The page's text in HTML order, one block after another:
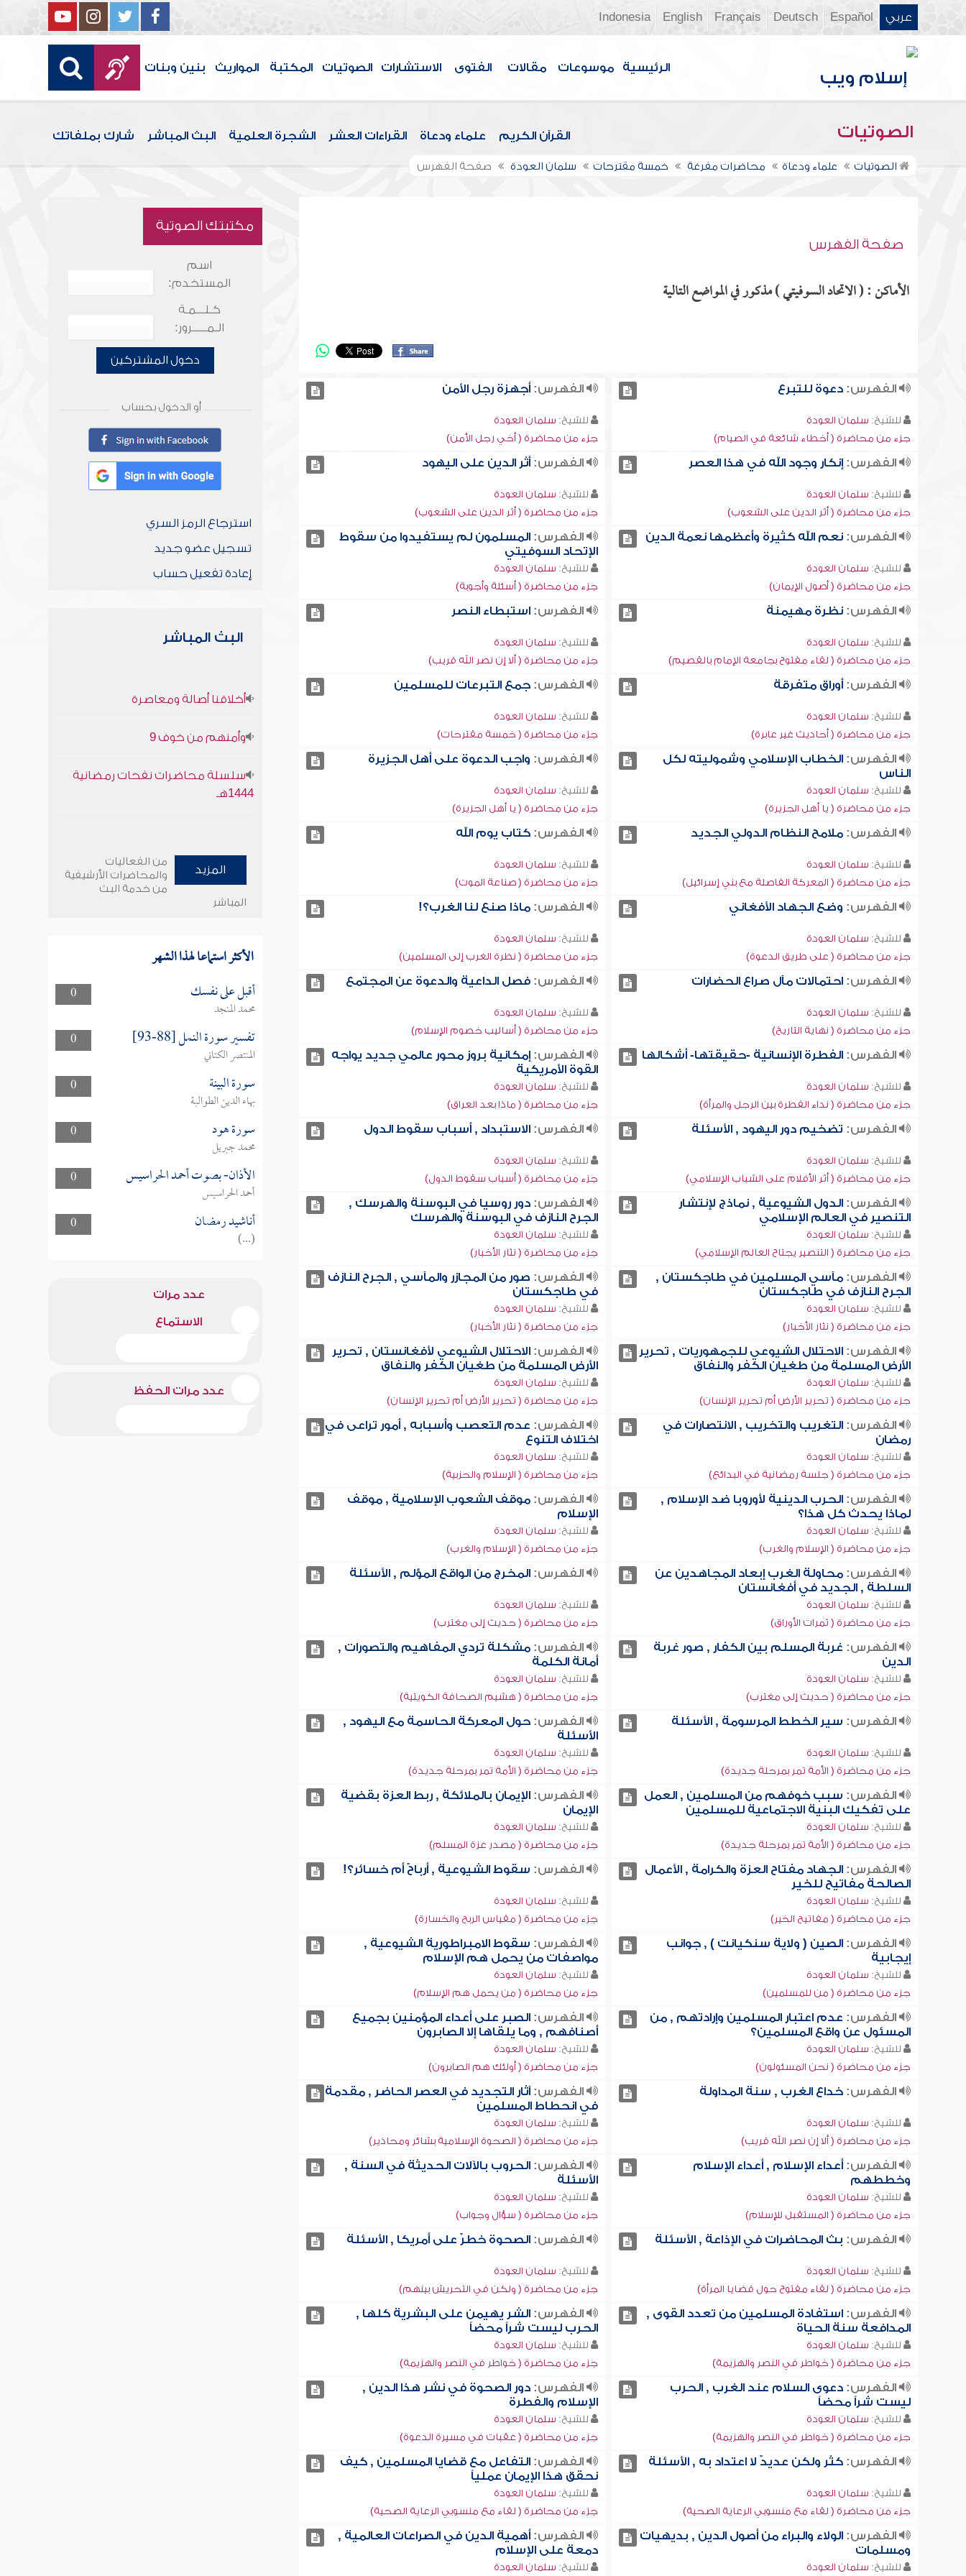
عربي Español
Deutsch
Français
English
Indonesia
الرئيسية موسوعات مقالات الفتوى الاستشارات الصوتيات المكتبة المواريث بنين وبنات
الصوتيات القرآن الكريم علماء ودعاة القراءات العشر الشجرة العلمية البث المباشر شارك بملفاتك
الصوتيات علماء ودعاة محاضرات مفرغة خمسة مقترحات سلمان العودة صفحة الفهرس
صفحة الفهرس
الأماكن : ( الاتحاد السوفيتي ) مذكور في المواضع التالية
الفهرس:دعوة للتبرع
للشيخ: سلمان العودة
جزء من محاضرة ( أخطاء شائعة في الصيام)
الفهرس: أجهزة رجل الأمن
للشيخ: سلمان العودة
جزء من محاضرة ( أخي رجل الأمن)
الفهرس:إنكار وجود الله في هذا العصر
للشيخ: سلمان العودة
جزء من محاضرة ( أثر الدين على الشعوب)
الفهرس: أثر الدين على اليهود
للشيخ: سلمان العودة
جزء من محاضرة ( أثر الدين على الشعوب)
الفهرس:نعم الله كثيرة وأعظمها نعمة الدين
للشيخ: سلمان العودة
جزء من محاضرة ( أصول الإيمان)
الفهرس: المسلمون لم يستفيدوا من سقوط
الإتحاد السوفيتي
للشيخ: سلمان العودة
جزء من محاضرة ( أسئلة وأجوبة)
الفهرس:نظرة مهيمنة
للشيخ: سلمان العودة
جزء من محاضرة ( لقاء مفتوح بجامعة الإمام بالقصيم)
الفهرس: استبطاء النصر
للشيخ: سلمان العودة
جزء من محاضرة ( ألا إن نصر الله قريب)
الفهرس:أوراق متفرقة
للشيخ: سلمان العودة
جزء من محاضرة ( أحاديث غير عابرة)
الفهرس: جمع التبرعات للمسلمين
للشيخ: سلمان العودة
جزء من محاضرة ( خمسة مقترحات)
الفهرس:الخطاب الإسلامي وشموليته لكل
الناس
للشيخ: سلمان العودة
جزء من محاضرة ( يا أهل الجزيرة)
الفهرس: واجب الدعوة على أهل الجزيرة
للشيخ: سلمان العودة
جزء من محاضرة ( يا أهل الجزيرة)
الفهرس:ملامح النظام الدولي الجديد
للشيخ: سلمان العودة
جزء من محاضرة ( المعركة الفاصلة مع بني إسرائيل)
الفهرس: كتاب يوم الله
للشيخ: سلمان العودة
جزء من محاضرة ( صناعة الموت)
الفهرس: وضع الجهاد الأفغاني
للشيخ: سلمان العودة
جزء من محاضرة ( على طريق الدعوة)
الفهرس: ماذا صنع لنا الغرب؟!
للشيخ: سلمان العودة
جزء من محاضرة ( نظرة الغرب إلى المسلمين)
الفهرس:احتمالات مآل صراع الحضارات
للشيخ: سلمان العودة
جزء من محاضرة ( نهاية التاريخ)
الفهرس: فصل الداعية والدعوة عن المجتمع
للشيخ: سلمان العودة
جزء من محاضرة ( أساليب خصوم الإسلام)
الفهرس:الفطرة الإنسانية -حقيقتها- أشكالها
للشيخ: سلمان العودة
جزء من محاضرة ( نداء الفطرة بين الرجل والمرأة)
الفهرس: إمكانية بروز محور عالمي جديد يواجه
القوة الأمريكية
للشيخ: سلمان العودة
جزء من محاضرة ( ماذا بعد العراق)
الفهرس: تضخيم دور اليهود , الأسئلة
للشيخ: سلمان العودة
جزء من محاضرة ( أثر الأفلام على الشباب الإسلامي)
الفهرس: الاستبداد , أسباب سقوط الدول
للشيخ: سلمان العودة
جزء من محاضرة ( أسباب سقوط الدول)
الفهرس:الدول الشيوعية , نماذج لإنتشار
التنصير في العالم الإسلامي
للشيخ: سلمان العودة
جزء من محاضرة ( التنصير يجتاح العالم الإسلامي)
الفهرس: دور روسيا في البوسنة والهرسك ,
الجرح النازف في البوسنة والهرسك
للشيخ: سلمان العودة
جزء من محاضرة ( نثار الأخبار)
الفهرس:مآسي المسلمين في طاجكستان ,
الجرح النازف في طاجكستان
للشيخ: سلمان العودة
جزء من محاضرة ( نثار الأخبار)
الفهرس: صور من المجازر والمآسي , الجرح النازف
في طاجكستان
للشيخ: سلمان العودة
جزء من محاضرة ( نثار الأخبار)
الفهرس:الاحتلال الشيوعي للجمهوريات , تحرير
الأرض المسلمة من طغيان الكفر والنفاق
للشيخ: سلمان العودة
جزء من محاضرة ( تحرير الأرض أم تحرير الإنسان)
الفهرس: الاحتلال الشيوعي لأفغانستان , تحرير
الأرض المسلمة من طغيان الكفر والنفاق
للشيخ: سلمان العودة
جزء من محاضرة ( تحرير الأرض أم تحرير الإنسان)
الفهرس:التغريب والتخريب , الانتصارات في
رمضان
للشيخ: سلمان العودة
جزء من محاضرة ( جلسة رمضانية في البدائع)
الفهرس: عدم التعصب وأسبابه , أمور تراعى في
اختلاف التنوع
للشيخ: سلمان العودة
جزء من محاضرة ( الإسلام والحزبية)
الفهرس:الحرب الدينية لأوروبا ضد الإسلام ,
لماذا يحدث كل هذا؟
للشيخ: سلمان العودة
جزء من محاضرة ( الإسلام والغرب)
الفهرس: موقف الشعوب الإسلامية , موقف
الإسلام
للشيخ: سلمان العودة
جزء من محاضرة ( الإسلام والغرب)
الفهرس:محاولة الغرب إبعاد المجاهدين عن
السلطة , الجديد في أفغانستان
للشيخ: سلمان العودة
جزء من محاضرة ( ثمرات الأوراق)
الفهرس: المخرج من الواقع المؤلم , الأسئلة
للشيخ: سلمان العودة
جزء من محاضرة ( حديث إلى مغترب)
الفهرس: غربة المسلم بين الكفار , صور غربة
الدين
للشيخ: سلمان العودة
جزء من محاضرة ( حديث إلى مغترب)
الفهرس: مشكلة تردي المفاهيم والتصورات ,
أمانة الكلمة
للشيخ: سلمان العودة
جزء من محاضرة ( هشيم الصحافة الكويتية)
الفهرس: سير الخطط المرسومة , الأسئلة
للشيخ: سلمان العودة
جزء من محاضرة ( الأمة تمر بمرحلة جديدة)
الفهرس: حول المعركة الحاسمة مع اليهود ,
الأسئلة
للشيخ: سلمان العودة
جزء من محاضرة ( الأمة تمر بمرحلة جديدة)
الفهرس: سبب خوفهم من المسلمين , العمل
على تفكيك البنية الاجتماعية للمسلمين
للشيخ: سلمان العودة
جزء من محاضرة ( الأمة تمر بمرحلة جديدة)
الفهرس: الإيمان بالملائكة , ربط العزة بقضية
الإيمان
للشيخ: سلمان العودة
جزء من محاضرة ( مصدر عزة المسلم)
الفهرس:الجهاد مفتاح العزة والكرامة , الأعمال
الصالحة مفاتيح للخير
للشيخ: سلمان العودة
جزء من محاضرة ( مفاتيح الخير)
الفهرس: سقوط الشيوعية , أرباحٌ أم خسائر؟!
للشيخ: سلمان العودة
جزء من محاضرة ( مقياس الربح والخسارة)
الفهرس:الصين ( ولاية سنكيانت ) , جوانب
إيجابية
للشيخ: سلمان العودة
جزء من محاضرة ( من للمسلمين)
الفهرس: سقوط الامبراطورية الشيوعية ,
مواصفات من يحمل هم الإسلام
للشيخ: سلمان العودة
جزء من محاضرة ( من يحمل هم الإسلام)
الفهرس: عدم اعتبار المسلمين وإرادتهم , من
المسئول عن واقع المسلمين؟
للشيخ: سلمان العودة
جزء من محاضرة ( نحن المسئولون)
الفهرس: الصبر على أعداء المؤمنين بجميع
أصنافهم , وما يلقاها إلا الصابرون
للشيخ: سلمان العودة
جزء من محاضرة ( أولئك هم الصابرون)
الفهرس:خداع الغرب , سنة المداولة
للشيخ: سلمان العودة
جزء من محاضرة ( ألا إن نصر الله قريب)
الفهرس: آثار التجديد في العصر الحاضر , مقدمة
في انحطاط المسلمين
للشيخ: سلمان العودة
جزء من محاضرة ( الصحوة الإسلامية بشائر ومحاذير)
الفهرس:أعداء الإسلام , أعداء الإسلام
وخططهم
للشيخ: سلمان العودة
جزء من محاضرة ( المستقبل للإسلام)
الفهرس: الحروب بالآلات الحديثة في السنة ,
الأسئلة
للشيخ: سلمان العودة
جزء من محاضرة ( سؤال وجواب)
الفهرس: بث المحاضرات في الإذاعة , الأسئلة
للشيخ: سلمان العودة
جزء من محاضرة ( لقاء مفتوح حول قضايا المرأة)
الفهرس: الصحوة خطرٌ على أمريكا , الأسئلة
للشيخ: سلمان العودة
جزء من محاضرة ( ولكن في التحريش بينهم)
الفهرس:استفادة المسلمين من تعدد القوى ,
المدافعة سنة الحياة
للشيخ: سلمان العودة
جزء من محاضرة ( خواطر في النصر والهزيمة)
الفهرس: الشر يهيمن على البشرية كلها ,
الحرب ليست شراً محضاً
للشيخ: سلمان العودة
جزء من محاضرة ( خواطر في النصر والهزيمة)
الفهرس:دعوى السلام عند الغرب , الحرب
ليست شراً محضاً
للشيخ: سلمان العودة
جزء من محاضرة ( خواطر في النصر والهزيمة)
الفهرس: دور الصحوة في نشر هذا الدين ,
الإسلام والفطرة
للشيخ: سلمان العودة
جزء من محاضرة ( عقبات في مسيرة الدعوة)
الفهرس:كثر ولكن عديدٌ لا اعتداد به , الأسئلة
للشيخ: سلمان العودة
جزء من محاضرة ( لقاء مع منسوبي الرعاية الصحية)
الفهرس: التفاعل مع قضايا المسلمين , كيف
نحقق هذا الإيمان عملياً
للشيخ: سلمان العودة
جزء من محاضرة ( لقاء مع منسوبي الرعاية الصحية)
الفهرس:الولاء والبراء من أصول الدين , بديهيات
ومسلمات
للشيخ: سلمان العودة
الفهرس: أهمية الدين في الصراعات العالمية ,
دمعة على الإسلام
للشيخ: سلمان العودة
مكتبتك الصوتية
اسم
المستخدم:
كـلـــمـة
الـمـــــرور:
دخول المشتركين
أو الدخول بحساب
استرجاع الرمز السري
تسجيل عضو جديد
إعادة تفعيل حساب
البث المباشر
أخلاقنا أصالة ومعاصرة
وأمنهم من خوف 9
سلسلة محاضرات نفحات رمضانية
1444هـ
المزيد
من الفعاليات
والمحاضرات الأرشيفية
من خدمة البث
المباشر
الأكثر استماعا لهذا الشهر
0 أقبل على نفسك
محمد المنجد
0
تفسير سورة النمل [88-93]
المنتصر الكتاني
0
سورة البينة
بهاء الدين الطوالبة
0
سورة هود
محمد جبريل
0
الأذان- بصوت أحمد الحراسيس
أحمد الحراسيس
0
أناشيد رمضان
(...)
عدد مرات
الاستماع
عدد مرات الحفظ